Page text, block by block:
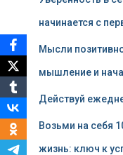
начинается с
Мысли
мышление и
Действуй
Возьми на себя
жизнь: ключ к